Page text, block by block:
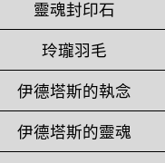
靈魂封印石
玲瓏羽毛
伊德塔斯的執念
伊德塔斯的靈魂